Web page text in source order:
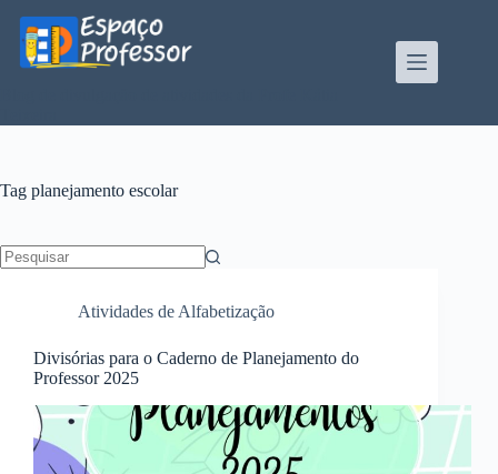
para
conteúdo
Tag planejamento escolar
Atividades de Alfabetização
Divisórias para o Caderno de Planejamento do
Professor 2025